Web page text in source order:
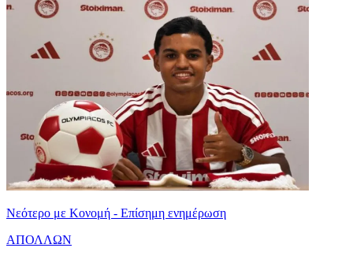
Νεότερο με Κονομή - Επίσημη ενημέρωση
ΑΠΟΛΛΩΝ